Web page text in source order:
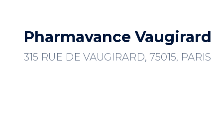
Pharmavance Vaugirard
315 RUE DE VAUGIRARD, 75015, PARIS